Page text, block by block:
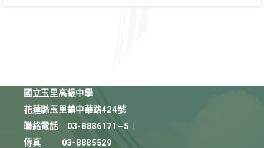
國立玉里高級中學
花蓮縣玉里鎮中華路424號
聯絡電話
03-8886171~5
傳真
03-8885529